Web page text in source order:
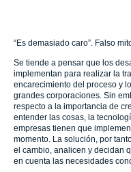
“Es demasiado caro”. Falso
Se tiende a pensar que los
implementan para realizar la
encarecimiento del proceso y
grandes corporaciones. Sin
respecto a la importancia de
entender las cosas, la
empresas tienen que
momento. La solución, por
el cambio, analicen y decidan
en cuenta las necesidades